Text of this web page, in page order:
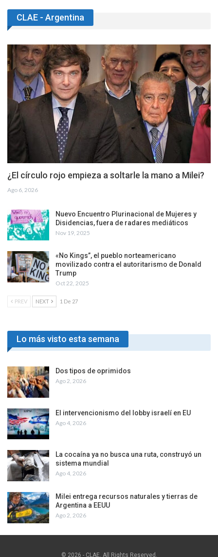
CLAE - Argentina
¿El círculo rojo empieza a soltarle la mano a Milei?
Ago 6, 2026
Nuevo Encuentro Plurinacional de Mujeres y
Disidencias, fuera de radares mediáticos
Nov 19, 2025
«No Kings”, el pueblo norteamericano
movilizado contra el autoritarismo de Donald
Trump
Oct 22, 2025
PREV NEXT 1 De 27
Lo más visto esta semana
Dos tipos de oprimidos
Ago 2, 2026
El intervencionismo del lobby israelí en EU
Ago 4, 2026
La cocaína ya no busca una ruta, construyó un
sistema mundial
Ago 4, 2026
Milei entrega recursos naturales y tierras de
Argentina a EEUU
Ago 2, 2026
© 2026 - CLAE. All Rights Reserved.